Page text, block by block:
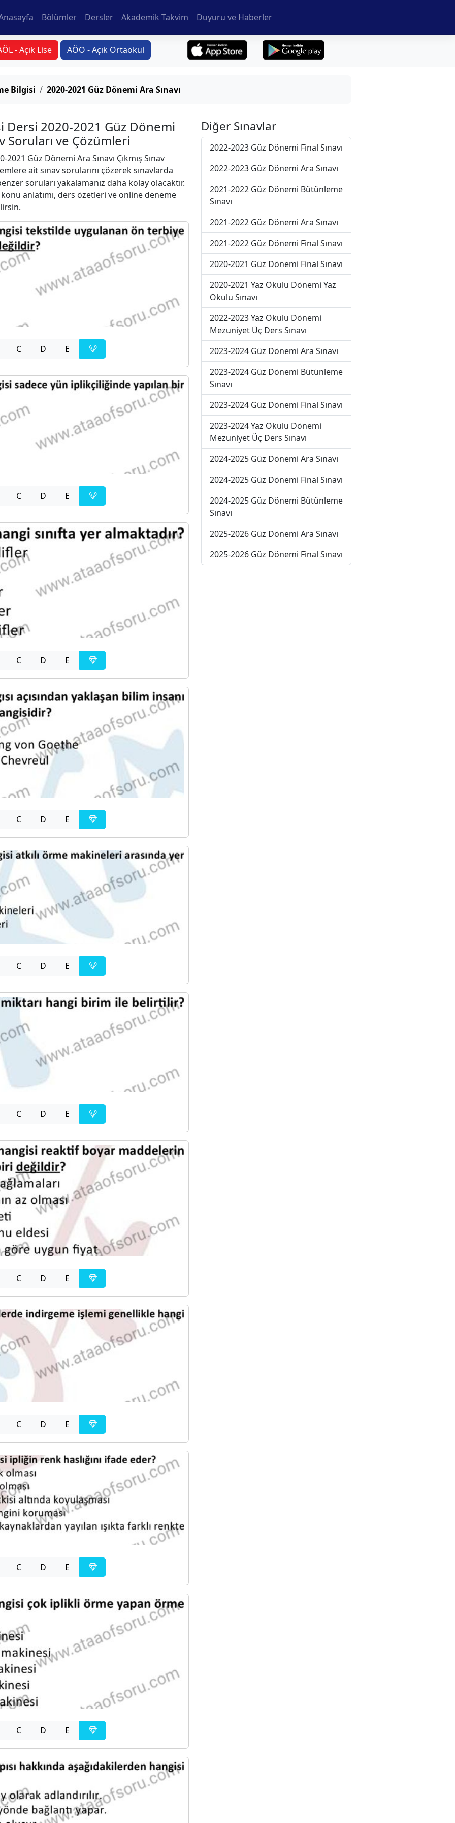
Bölümler Dersler Akademik Takvim Duyuru ve Haberler
- Açık Lise AÖO - Açık Ortaokul
Bilgisi 2020-2021 Güz Dönemi Ara Sınavı
Dersi 2020-2021 Güz Dönemi
Soruları ve Çözümleri
2021 Güz Dönemi Ara Sınavı Çıkmış Sınav
ait sınav sorularını çözerek sınavlarda
soruları yakalamanız daha kolay olacaktır.
konu anlatımı, ders özetleri ve online deneme
C D E
C D E
C D E
C D E
C D E
C D E
C D E
C D E
C D E
C D E
Diğer Sınavlar
2022-2023 Güz Dönemi Final Sınavı
2022-2023 Güz Dönemi Ara Sınavı
2021-2022 Güz Dönemi Bütünleme
Sınavı
2021-2022 Güz Dönemi Ara Sınavı
2021-2022 Güz Dönemi Final Sınavı
2020-2021 Güz Dönemi Final Sınavı
2020-2021 Yaz Okulu Dönemi Yaz
Okulu Sınavı
2022-2023 Yaz Okulu Dönemi
Mezuniyet Üç Ders Sınavı
2023-2024 Güz Dönemi Ara Sınavı
2023-2024 Güz Dönemi Bütünleme
Sınavı
2023-2024 Güz Dönemi Final Sınavı
2023-2024 Yaz Okulu Dönemi
Mezuniyet Üç Ders Sınavı
2024-2025 Güz Dönemi Ara Sınavı
2024-2025 Güz Dönemi Final Sınavı
2024-2025 Güz Dönemi Bütünleme
Sınavı
2025-2026 Güz Dönemi Ara Sınavı
2025-2026 Güz Dönemi Final Sınavı